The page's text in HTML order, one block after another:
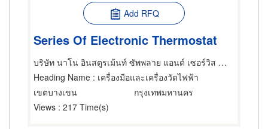
Add RFQ
Series Of Electronic Thermostat
บริษัท นาโน อินสตูรเม้นท์ ซัพพลาย แอนด์ เซอร์วิส จำกัด
Heading Name : เครื่องมือและเครื่องวัดไฟฟ้า
เขตบางเขน
กรุงเทพมหานคร
Views : 217 Time(s)